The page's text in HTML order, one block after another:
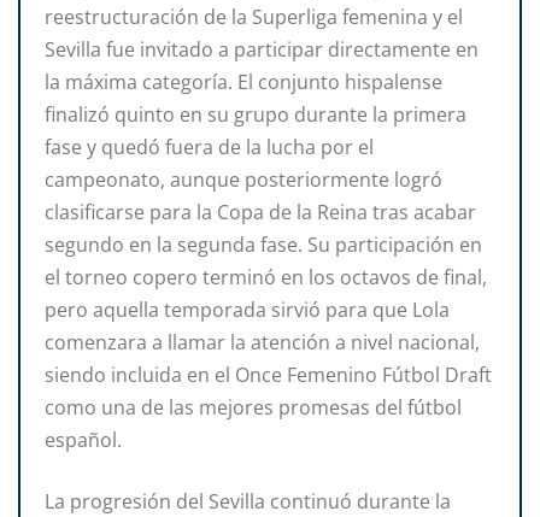
reestructuración de la Superliga femenina y el
Sevilla fue invitado a participar directamente en
la máxima categoría. El conjunto hispalense
finalizó quinto en su grupo durante la primera
fase y quedó fuera de la lucha por el
campeonato, aunque posteriormente logró
clasificarse para la Copa de la Reina tras acabar
segundo en la segunda fase. Su participación en
el torneo copero terminó en los octavos de final,
pero aquella temporada sirvió para que Lola
comenzara a llamar la atención a nivel nacional,
siendo incluida en el Once Femenino Fútbol Draft
como una de las mejores promesas del fútbol
español.
La progresión del Sevilla continuó durante la